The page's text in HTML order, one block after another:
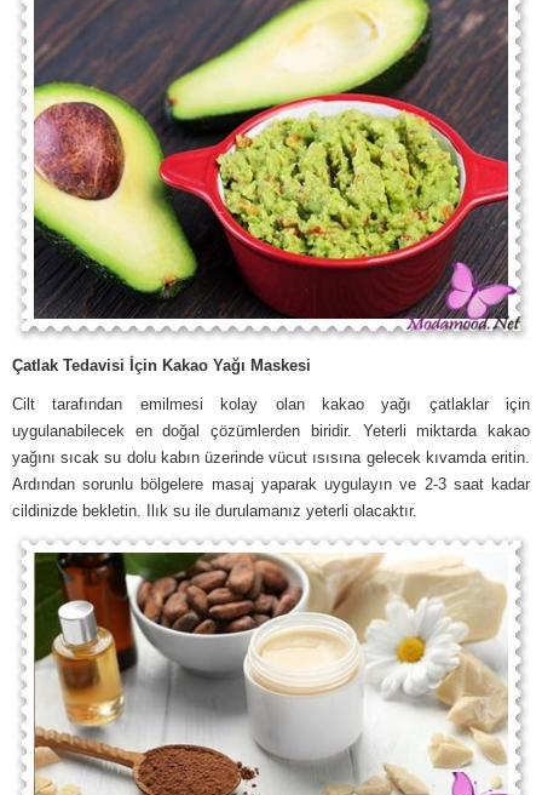
Çatlak Tedavisi İçin Kakao Yağı Maskesi
Cilt tarafından emilmesi kolay olan kakao yağı çatlaklar için
uygulanabilecek en doğal çözümlerden biridir. Yeterli miktarda kakao
yağını sıcak su dolu kabın üzerinde vücut ısısına gelecek kıvamda eritin.
Ardından sorunlu bölgelere masaj yaparak uygulayın ve 2-3 saat kadar
cildinizde bekletin. Ilık su ile durulamanız yeterli olacaktır.